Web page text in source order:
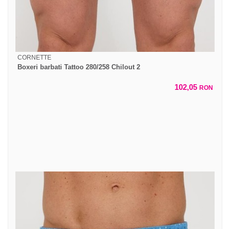
CORNETTE
Boxeri barbati Tattoo 280/258 Chilout 2
102,05 RON